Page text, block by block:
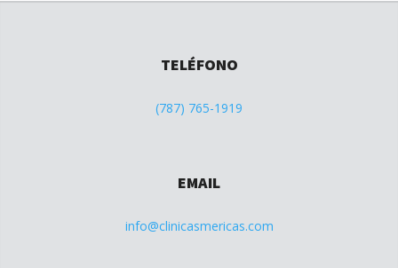
TELÉFONO
(787) 765-1919
EMAIL
info@clinicasmericas.com